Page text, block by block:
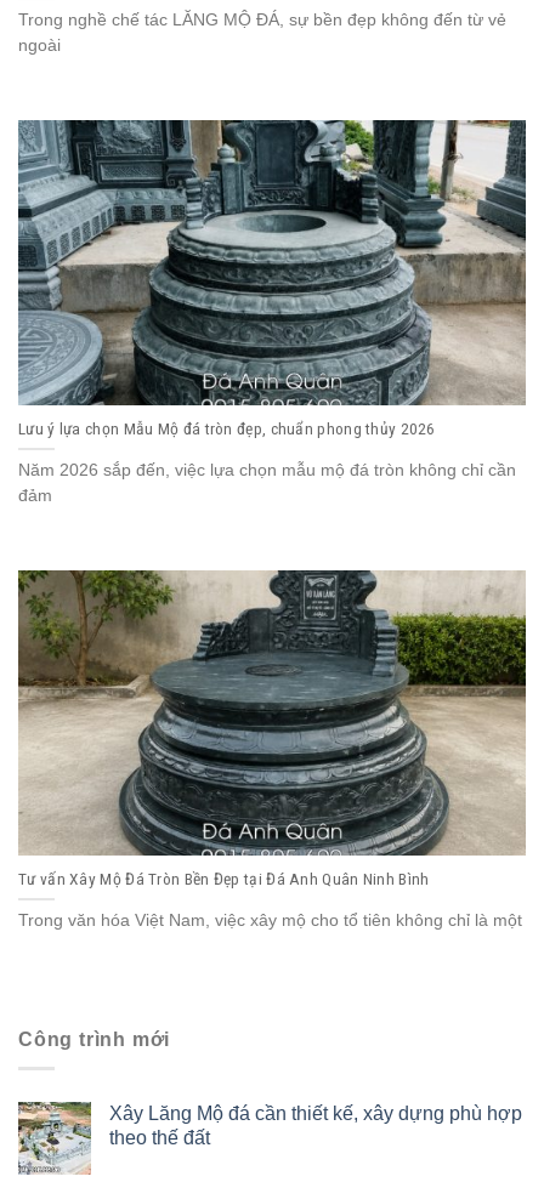
Trong nghề chế tác LĂNG MỘ ĐÁ, sự bền đẹp không đến từ vẻ
ngoài
Lưu ý lựa chọn Mẫu Mộ đá tròn đẹp, chuẩn phong thủy 2026
Năm 2026 sắp đến, việc lựa chọn mẫu mộ đá tròn không chỉ cần
đảm
Tư vấn Xây Mộ Đá Tròn Bền Đẹp tại Đá Anh Quân Ninh Bình
Trong văn hóa Việt Nam, việc xây mộ cho tổ tiên không chỉ là một
Công trình mới
Xây Lăng Mộ đá cần thiết kế, xây dựng phù hợp
theo thế đất